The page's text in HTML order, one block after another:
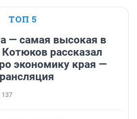
ТОП 5
— самая высокая в
рассказал
экономику края —
137